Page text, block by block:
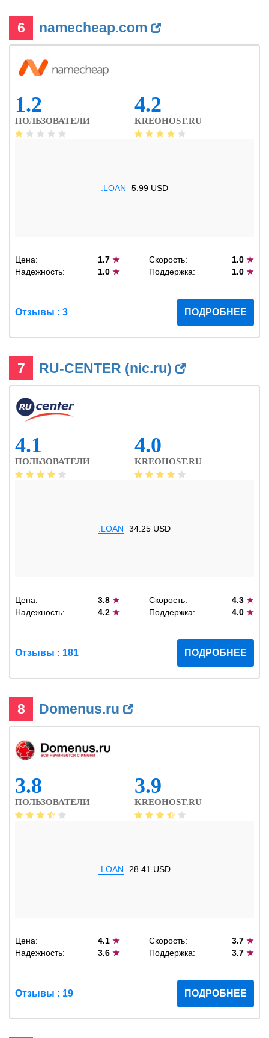
6 namecheap.com
1.2
ПОЛЬЗОВАТЕЛИ
4.2
KREOHOST.RU
.LOAN 5.99 USD
Цена: 1.7★ Скорость: 1.0 ★
Надежность:
1.0★ Поддержка: 1.0 ★
Отзывы : 3 ПОДРОБНЕЕ
7 RU-CENTER (nic.ru)
4.1
ПОЛЬЗОВАТЕЛИ
4.0
KREOHOST.RU
.LOAN 34.25 USD
Цена: 3.8★ Скорость: 4.3 ★
Надежность:
4.2★ Поддержка: 4.0 ★
Отзывы : 181 ПОДРОБНЕЕ
8 Domenus.ru
3.8
ПОЛЬЗОВАТЕЛИ
3.9
KREOHOST.RU
.LOAN 28.41 USD
Цена: 4.1★ Скорость: 3.7 ★
Надежность:
3.6★ Поддержка: 3.7 ★
Отзывы : 19 ПОДРОБНЕЕ